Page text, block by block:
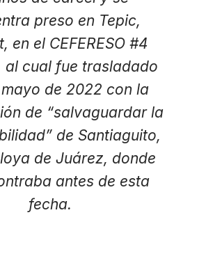
preso en Tepic,
en el CEFERESO #4
al cual fue trasladado
de 2022 con la
de “salvaguardar la
de Santiaguito,
de Juárez, donde
antes de esta
fecha.